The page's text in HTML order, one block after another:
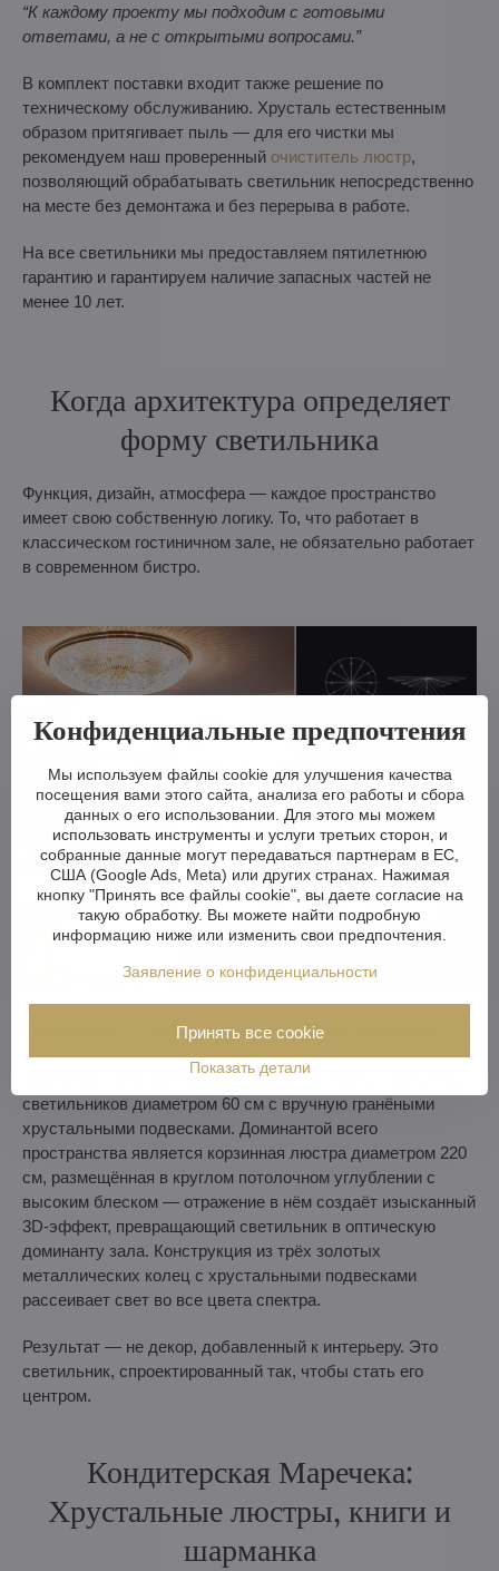
“К каждому проекту мы подходим с готовыми
ответами, а не с открытыми вопросами.”
В комплект поставки входит также решение по
техническому обслуживанию. Хрусталь естественным
образом притягивает пыль — для его чистки мы
рекомендуем наш проверенный очиститель люстр,
позволяющий обрабатывать светильник непосредственно
на месте без демонтажа и без перерыва в работе.
На все светильники мы предоставляем пятилетнюю
гарантию и гарантируем наличие запасных частей не
менее 10 лет.
Когда архитектура определяет
форму светильника
Функция, дизайн, атмосфера — каждое пространство
имеет свою собственную логику. То, что работает в
классическом гостиничном зале, не обязательно работает
в современном бистро.
Bistro Bianco — пример проекта, в котором светильник
был создан полностью под данное пространство. По
периметру зала расположены семь накладных корзинных
светильников диаметром 60 см с вручную гранёными
хрустальными подвесками. Доминантой всего
пространства является корзинная люстра диаметром 220
см, размещённая в круглом потолочном углублении с
высоким блеском — отражение в нём создаёт изысканный
3D-эффект, превращающий светильник в оптическую
доминанту зала. Конструкция из трёх золотых
металлических колец с хрустальными подвесками
рассеивает свет во все цвета спектра.
Результат — не декор, добавленный к интерьеру. Это
светильник, спроектированный так, чтобы стать его
центром.
Кондитерская Маречека:
Хрустальные люстры, книги и
шарманка
Конфиденциальные предпочтения
Мы используем файлы cookie для улучшения качества
посещения вами этого сайта, анализа его работы и сбора
данных о его использовании. Для этого мы можем
использовать инструменты и услуги третьих сторон, и
собранные данные могут передаваться партнерам в ЕС,
США (Google Ads, Meta) или других странах. Нажимая
кнопку "Принять все файлы cookie", вы даете согласие на
такую обработку. Вы можете найти подробную
информацию ниже или изменить свои предпочтения.
Заявление о конфиденциальности
Показать детали
Принять все cookie